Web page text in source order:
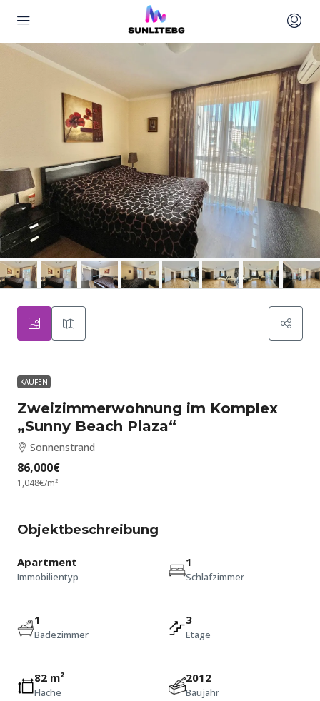
KAUFEN
Zweizimmerwohnung im Komplex
„Sunny Beach Plaza“
Sonnenstrand
86,000€
1,048€/m²
Objektbeschreibung
Apartment
Immobilientyp
1
Schlafzimmer
1
Badezimmer
3
Etage
82 m²
Fläche
2012
Baujahr